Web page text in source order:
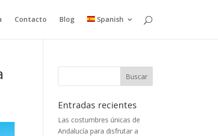
Contacto Blog Spanish
Entradas recientes
Las costumbres únicas de
Andalucía para disfrutar a